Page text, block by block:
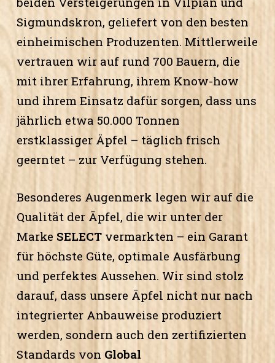
Sigmundskron, geliefert von den besten
einheimischen Produzenten. Mittlerweile
vertrauen wir auf rund 700 Bauern, die
mit ihrer Erfahrung, ihrem Know-how
und ihrem Einsatz dafür sorgen, dass uns
jährlich etwa 50.000 Tonnen
erstklassiger Äpfel – täglich frisch
geerntet – zur Verfügung stehen.
Besonderes Augenmerk legen wir auf die
Qualität der Äpfel, die wir unter der
Marke SELECTvermarkten – ein Garant
für höchste Güte, optimale Ausfärbung
und perfektes Aussehen. Wir sind stolz
darauf, dass unsere Äpfel nicht nur nach
integrierter Anbauweise produziert
werden, sondern auch den zertifizierten
Standards von Global